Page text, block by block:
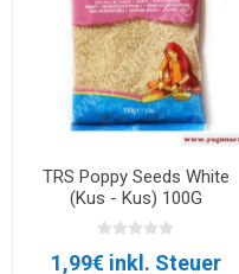
TRS Poppy Seeds White
(Kus - Kus) 100G
1,99€ inkl. Steuer